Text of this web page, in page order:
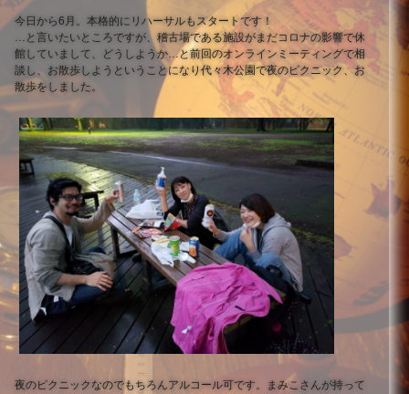
今日から6月。本格的にリハーサルもスタートです！
…と言いたいところですが、稽古場である施設がまだコロナの影響で休
館していまして、どうしようか…と前回のオンラインミーティングで相
談し、お散歩しようということになり代々木公園で夜のピクニック、お
散歩をしました。
夜のピクニックなのでもちろんアルコール可です。まみこさんが持って